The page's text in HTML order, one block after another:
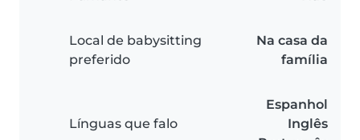
Local de babysitting
preferido
Na casa da
família
Línguas que falo
Espanhol
Inglês